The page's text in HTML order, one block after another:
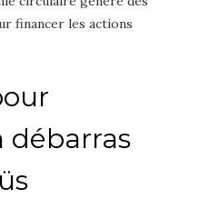
financer les actions
débarras